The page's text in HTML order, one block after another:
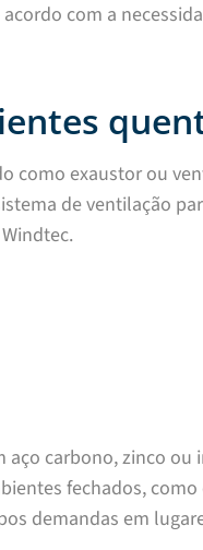
com a
como exaustor ou
de ventilação
aço carbono, zinco
fechados,
demandas em